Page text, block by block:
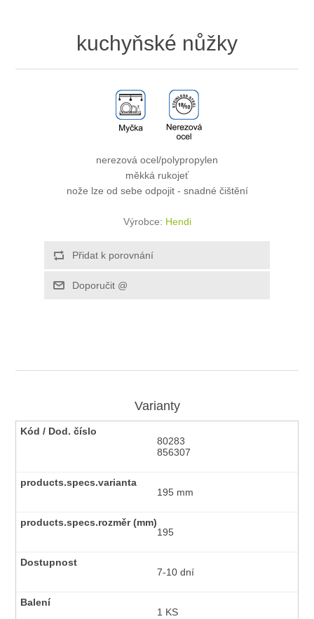
kuchyňské nůžky
nerezová ocel/polypropylen
měkká rukojeť
nože lze od sebe odpojit - snadné čištění
Výrobce: Hendi
Varianty
80283
856307
195 mm
195
7-10 dní
1 KS